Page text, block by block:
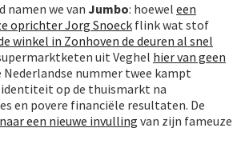
namen we van Jumbo: hoewel een
oprichter Jorg Snoeck flink wat stof
winkel in Zonhoven de deuren al snel
uit Veghel hier van geen
Nederlandse nummer twee kampt
op de thuismarkt na
en povere financiële resultaten. De
een nieuwe invulling van zijn fameuze